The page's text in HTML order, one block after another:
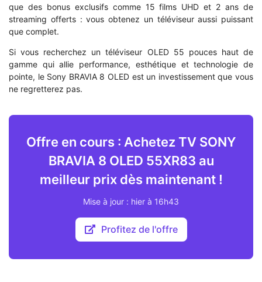
que des bonus exclusifs comme 15 films UHD et 2 ans de
streaming offerts : vous obtenez un téléviseur aussi puissant
que complet.
Si vous recherchez un téléviseur OLED 55 pouces haut de
gamme qui allie performance, esthétique et technologie de
pointe, le Sony BRAVIA 8 OLED est un investissement que vous
ne regretterez pas.
Offre en cours : Achetez TV SONY
BRAVIA 8 OLED 55XR83 au
meilleur prix dès maintenant !
Mise à jour : hier à 16h43
Profitez de l'offre